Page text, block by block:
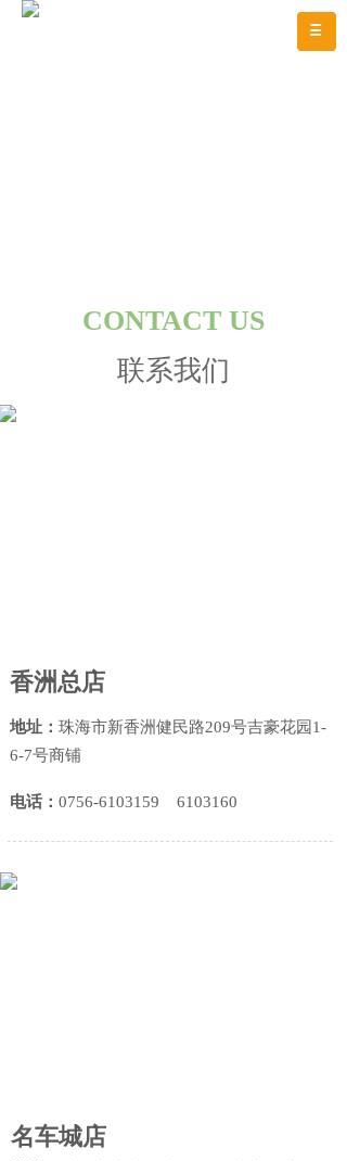
CONTACT US
联系我们
香洲总店
地址： 珠海市新香洲健民路209号吉豪花园1-
6-7号商铺
电话 ： 0756-6103159 6103160
名车城店